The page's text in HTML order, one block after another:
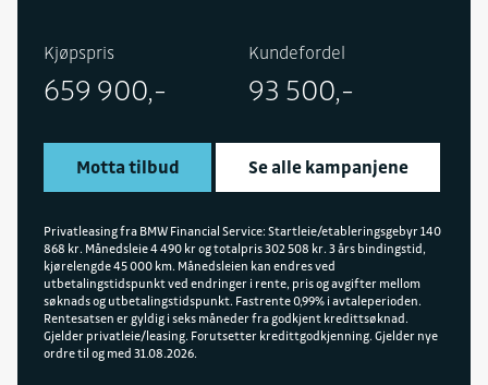
Kjøpspris
659 900,-
Kundefordel
93 500,-
Motta tilbud Se alle kampanjene
Privatleasing fra BMW Financial Service: Startleie/etableringsgebyr 140
868 kr. Månedsleie 4 490 kr og totalpris 302 508 kr. 3 års bindingstid,
kjørelengde 45 000 km. Månedsleien kan endres ved
utbetalingstidspunkt ved endringer i rente, pris og avgifter mellom
søknads og utbetalingstidspunkt. Fastrente 0,99% i avtaleperioden.
Rentesatsen er gyldig i seks måneder fra godkjent kredittsøknad.
Gjelder privatleie/leasing. Forutsetter kredittgodkjenning. Gjelder nye
ordre til og med 31.08.2026.